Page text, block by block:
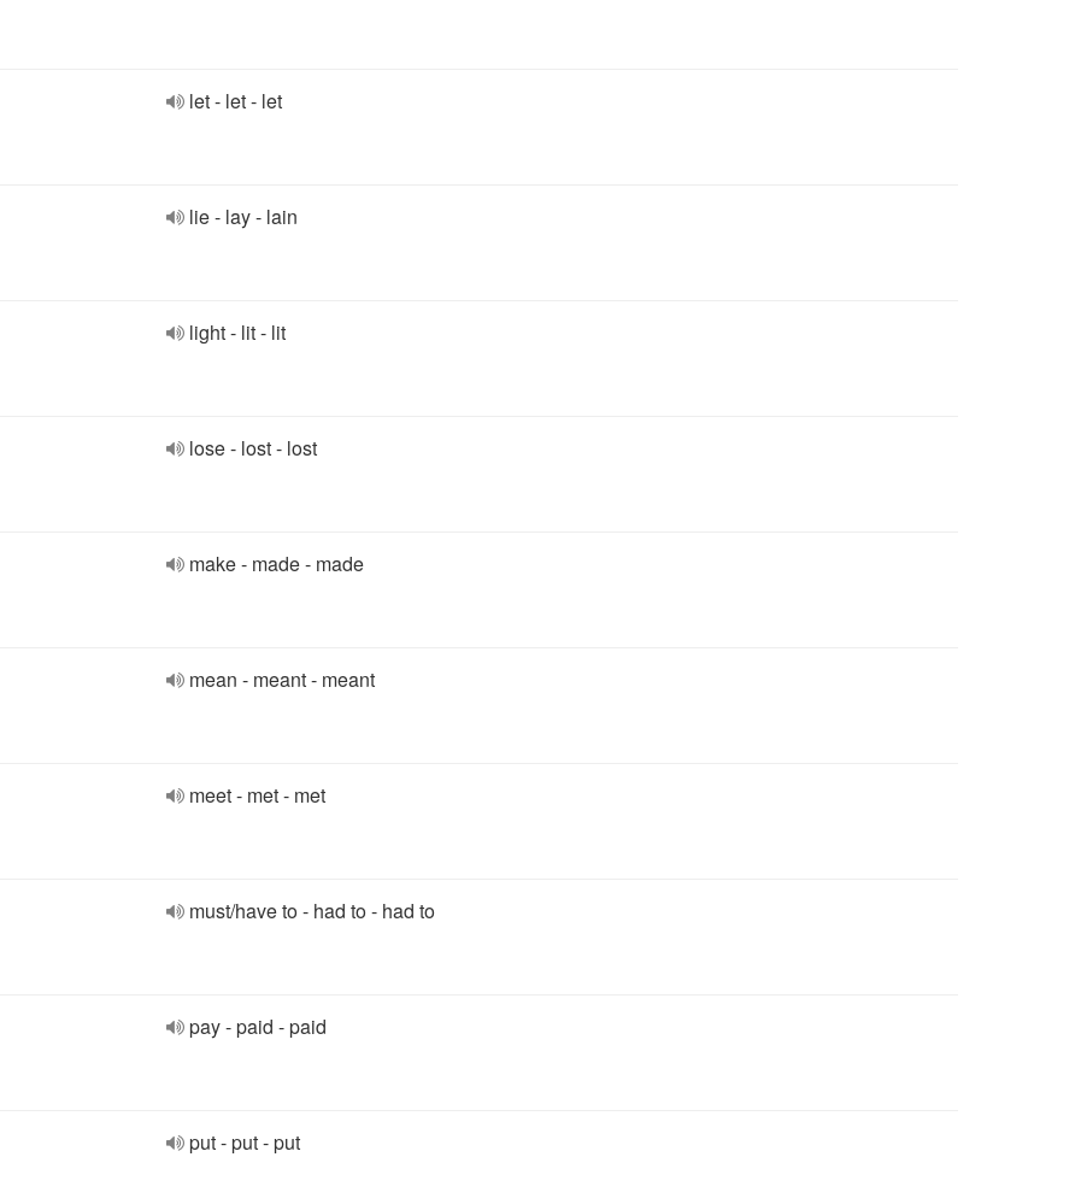
let - let - let
lie - lay - lain
light - lit - lit
lose - lost - lost
make - made - made
mean - meant - meant
meet - met - met
must/have to - had to - had to
pay - paid - paid
put - put - put